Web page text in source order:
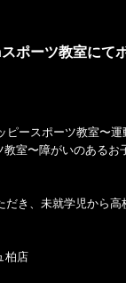
ポーツ教室にて
ースポーツ教室〜
室〜障がいのある
き、未就学児から
柏店